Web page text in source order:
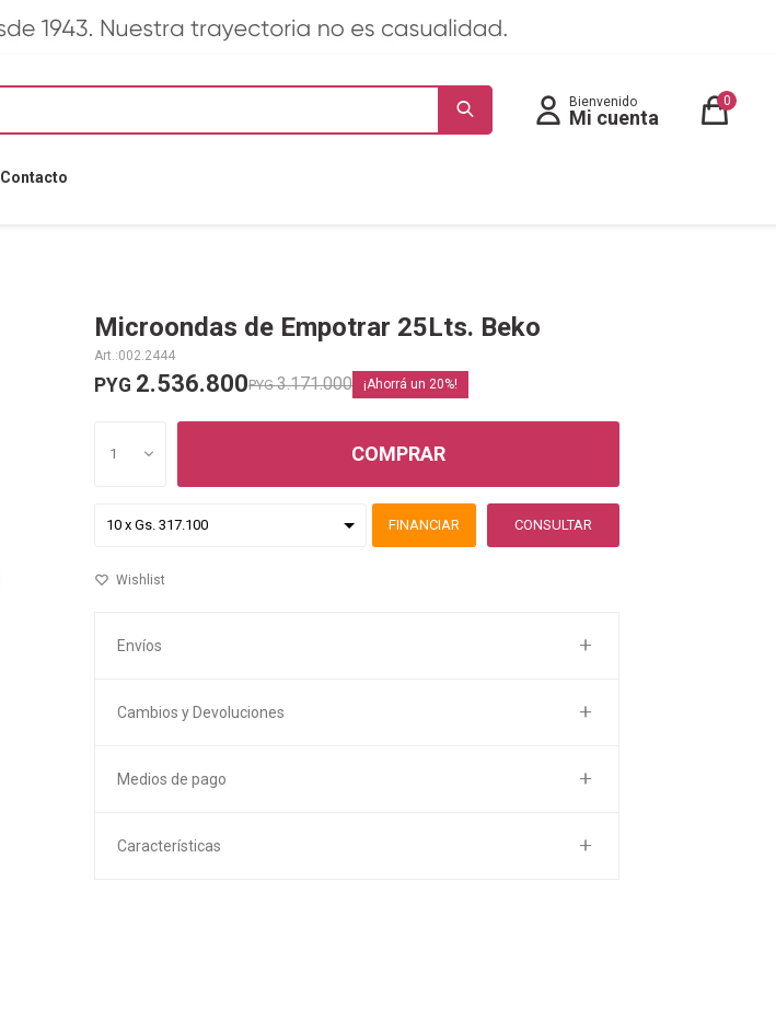
Contacto
0
Microondas de Empotrar 25Lts. Beko
002.2444
PYG 2.536.800PYG 3.171.000 20
1 COMPRAR
FINANCIAR CONSULTAR
Envíos
Cambios y Devoluciones
Medios de pago
Características